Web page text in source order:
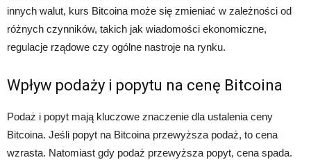
innych walut, kurs Bitcoina może się zmieniać w zależności od
różnych czynników, takich jak wiadomości ekonomiczne,
regulacje rządowe czy ogólne nastroje na rynku.
Wpływ podaży i popytu na cenę Bitcoina
Podaż i popyt mają kluczowe znaczenie dla ustalenia ceny
Bitcoina. Jeśli popyt na Bitcoina przewyższa podaż, to cena
wzrasta. Natomiast gdy podaż przewyższa popyt, cena spada.